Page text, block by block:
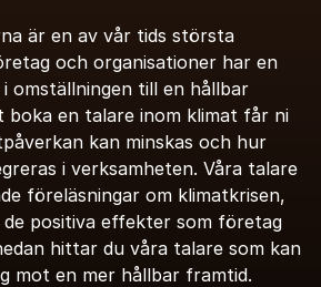
är en av vår tids största
och organisationer har en
omställningen till en hållbar
boka en talare inom klimat får ni
kan minskas och hur
i verksamheten. Våra talare
föreläsningar om klimatkrisen,
de positiva effekter som företag
hittar du våra talare som kan
mot en mer hållbar framtid.